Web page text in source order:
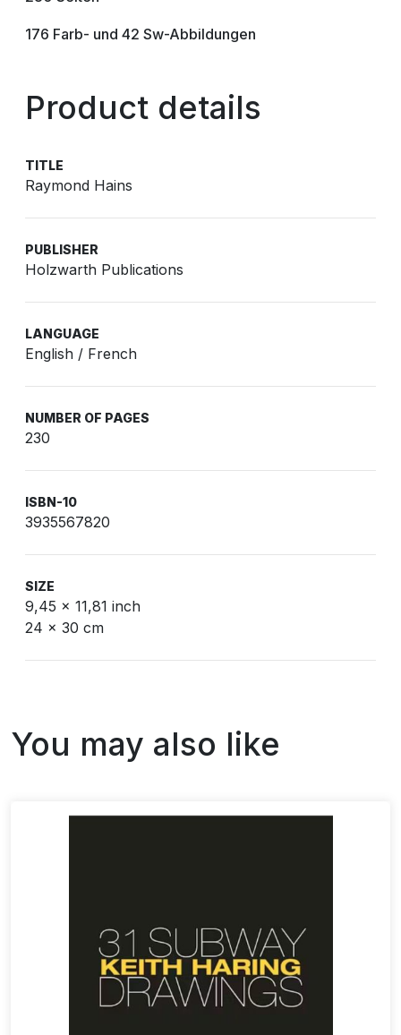
176 Farb- und 42 Sw-Abbildungen
Product details
TITLE
Raymond Hains
PUBLISHER
Holzwarth Publications
LANGUAGE
English / French
NUMBER OF PAGES
230
ISBN-10
3935567820
SIZE
9,45 x 11,81 inch
24 x 30 cm
You may also like